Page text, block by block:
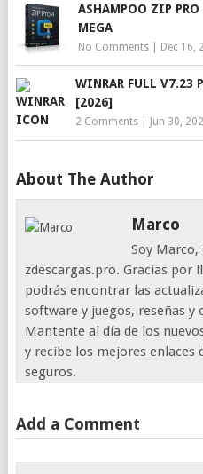
ASHAMPOO ZIP
MEGA
No Comments| Dec 16,
WINRAR FULL V7.23
[2026]
2 Comments| Jun 30,
About The Author
Marco
Soy
zdescargas.pro. Gracias por
podrás encontrar las
software y juegos, reseñas
Mantente al día de los
y recibe los mejores enlaces
seguros.
Add a Comment